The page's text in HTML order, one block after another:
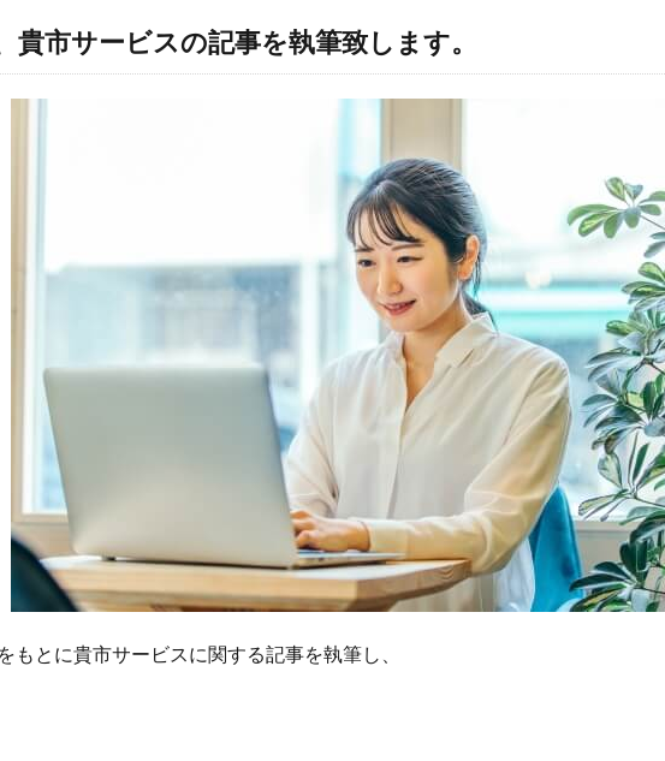
貴市サービスの記事を執筆致します。
もとに貴市サービスに関する記事を執筆し、